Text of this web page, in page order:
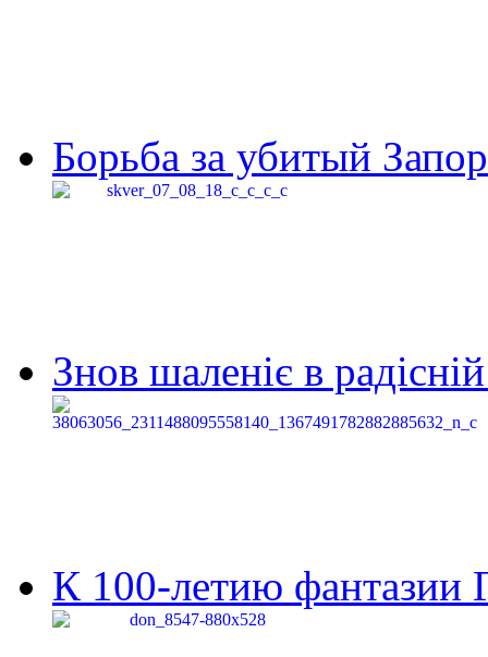
Борьба за убитый
Знов шаленіє в
К 100-летию фантазии